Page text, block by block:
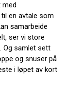
med
en avtale som
samarbeide
ser vi store
Og samlet sett
og snuser på
i løpet av kort